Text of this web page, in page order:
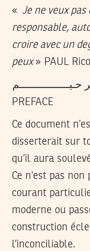
« Je ne veux
responsable,
croire avec un
peux» PAUL
PREFACE
Ce document
disserterait sur
qu’il aura
Ce n’est pas
courant
moderne ou
construction
l’inconciliable.